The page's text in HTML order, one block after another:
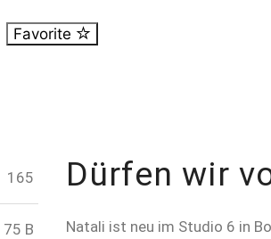
Favorite
165
75 B
Dürfen wir
Natali ist neu im Studio 6 in